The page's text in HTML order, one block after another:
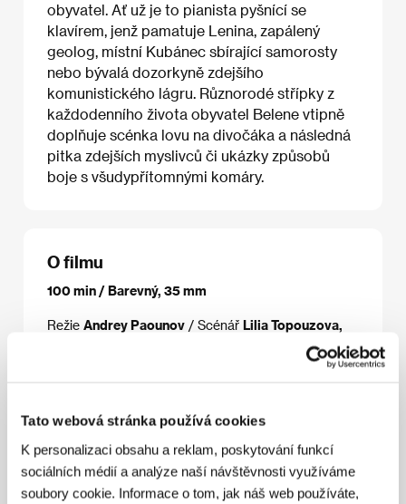
Tato webová stránka používá cookies
K personalizaci obsahu a reklam, poskytování funkcí
sociálních médií a analýze naší návštěvnosti využíváme
soubory cookie. Informace o tom, jak náš web používáte,
obyvatel. Ať už je to pianista pyšnící se
klavírem, jenž pamatuje Lenina, zapálený
geolog, místní Kubánec sbírající samorosty
nebo bývalá dozorkyně zdejšího
komunistického lágru. Různorodé střípky z
každodenního života obyvatel Belene vtipně
doplňuje scénka lovu na divočáka a následná
pitka zdejších myslivců či ukázky způsobů
boje s všudypřítomnými komáry.
O filmu
100 min / Barevný, 35 mm
Režie Andrey Paounov / Scénář Lilia Topouzova,
Boris Missirkov, Georgi
Andrey Paounov, Orlin Rouevski
www.themosquitoproblem.com
Režie